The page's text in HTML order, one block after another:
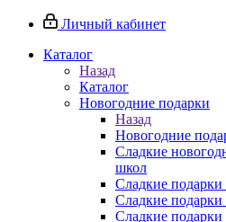
Личный кабинет
Каталог
Назад
Каталог
Новогодние подарки
Назад
Новогодние
Сладкие
школ
Сладкие
Сладкие подарки
Сладкие подарки